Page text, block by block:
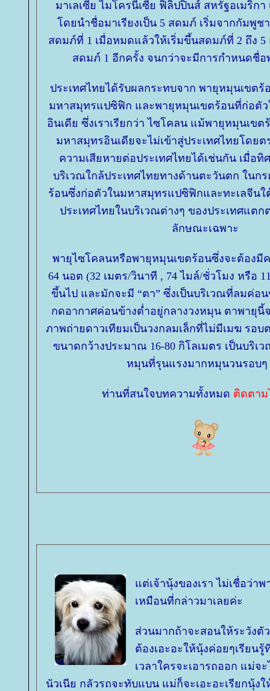
มาเลเซีย ไมโครนีเซีย ฟิลิปปินส์ สหรัฐอเมริก
ดยนำชื่อมาเรียงเป็น 5 สดมภ์ เริ่มจากกัมพูช
สดมภ์ที่ 1 เมื่อหมดแล้วให้เริ่มขึ้นสดมภ์ที่ 2 ถึง 5
สดมภ์ 1 อีกครั้ง จนกว่าจะมีการกำหนดชื่อ
ประเทศไทยได้รับผลกระทบจาก พายุหมุนเขต
มหาสมุทรแปซิฟิก และพายุหมุนเขตร้อนที่ก่อตั
อินเดีย ซึ่งเราเรียกว่า ไซโคลน แม้พายุหมุนเข
มหาสมุทรอินเดียจะไม่เข้าสู่ประเทศไทยโดย
ความเสียหายต่อประเทศไทยได้เช่นกัน เมื่อทิ
บริเวณใกล้ประเทศไทยทางด้านตะวันตก ในก
ร้อนซึ่งก่อตัวในมหาสมุทรแปซิฟิกและทะเลจีนใ
ประเทศไทยในบริเวณต่างๆ ของประเทศแต
ลักษณะเฉพาะ
พายุไซโคลนหรือพายุหมุนเขตร้อนซึ่งจะต้องมี
64 นอต (32 เมตร/วินาที , 74 ไมล์/ชั่วโมง หรือ
ขึ้นไป และมักจะมี “ตา” ซึ่งเป็นบริเวณที่ลมค่อ
กดอากาศค่อนข้างต่ำอยู่กลางวงหมุน ตาพายุนี้
ภาพถ่ายดาวเทียมเป็นวงกลมเล็กที่ไม่มีเมฆ รอ
ขนาดกว้างประมาณ 16-80 กิโลเมตร เป็นบริ
หมุนที่รุนแรงมากหมุนวนรอบๆ
ท่านที่สนใจบทความทั้งหมด ติดตา
ต่เจ้านุ้งของเรา ไม่เชื่อว่าพ
เหมือนที่กล่าวมาเลยค่ะ
ส่วนมากถ้าจะสอนให้ระวังตั
ต้องเอะอะให้นุ้งค่อยๆเรียนรู้
เวลาใครจะเอารถออก แม่จ
นัวเนีย กลัวรถจะทับแบน แม่ก็จะเอะอะเรียกนุ้ง